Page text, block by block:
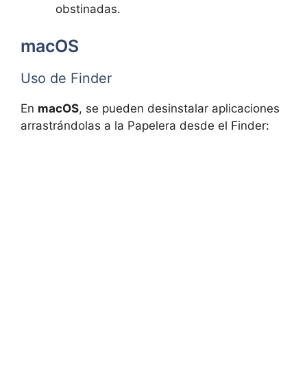
obstinadas.
macOS
Uso de Finder
En macOS, se pueden desinstalar aplicaciones
arrastrándolas a la Papelera desde el Finder: